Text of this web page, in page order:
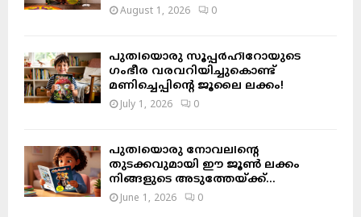
August 1, 2026 0
പുതിയൊരു സൂപ്പർഹീറോയുടെ
ഗംഭീര വരവറിയിച്ചുകൊണ്ട്
മണിച്ചെപ്പിന്റെ ജൂലൈ ലക്കം!
July 1, 2026 0
പുതിയൊരു നോവലിന്റെ
തുടക്കവുമായി ഈ ജൂൺ ലക്കം
നിങ്ങളുടെ അടുത്തേയ്ക്ക്…
June 1, 2026 0